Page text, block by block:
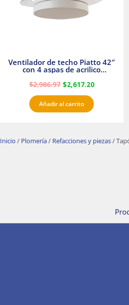
Ventilador de techo Piatto 42″
con 4 aspas de acrilico
$2,986.97 $2,617.20
Añadir al carrito
Inicio / Plomería/ Refacciones y piezas/